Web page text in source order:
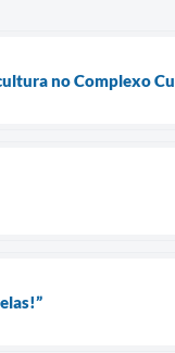
no Complexo